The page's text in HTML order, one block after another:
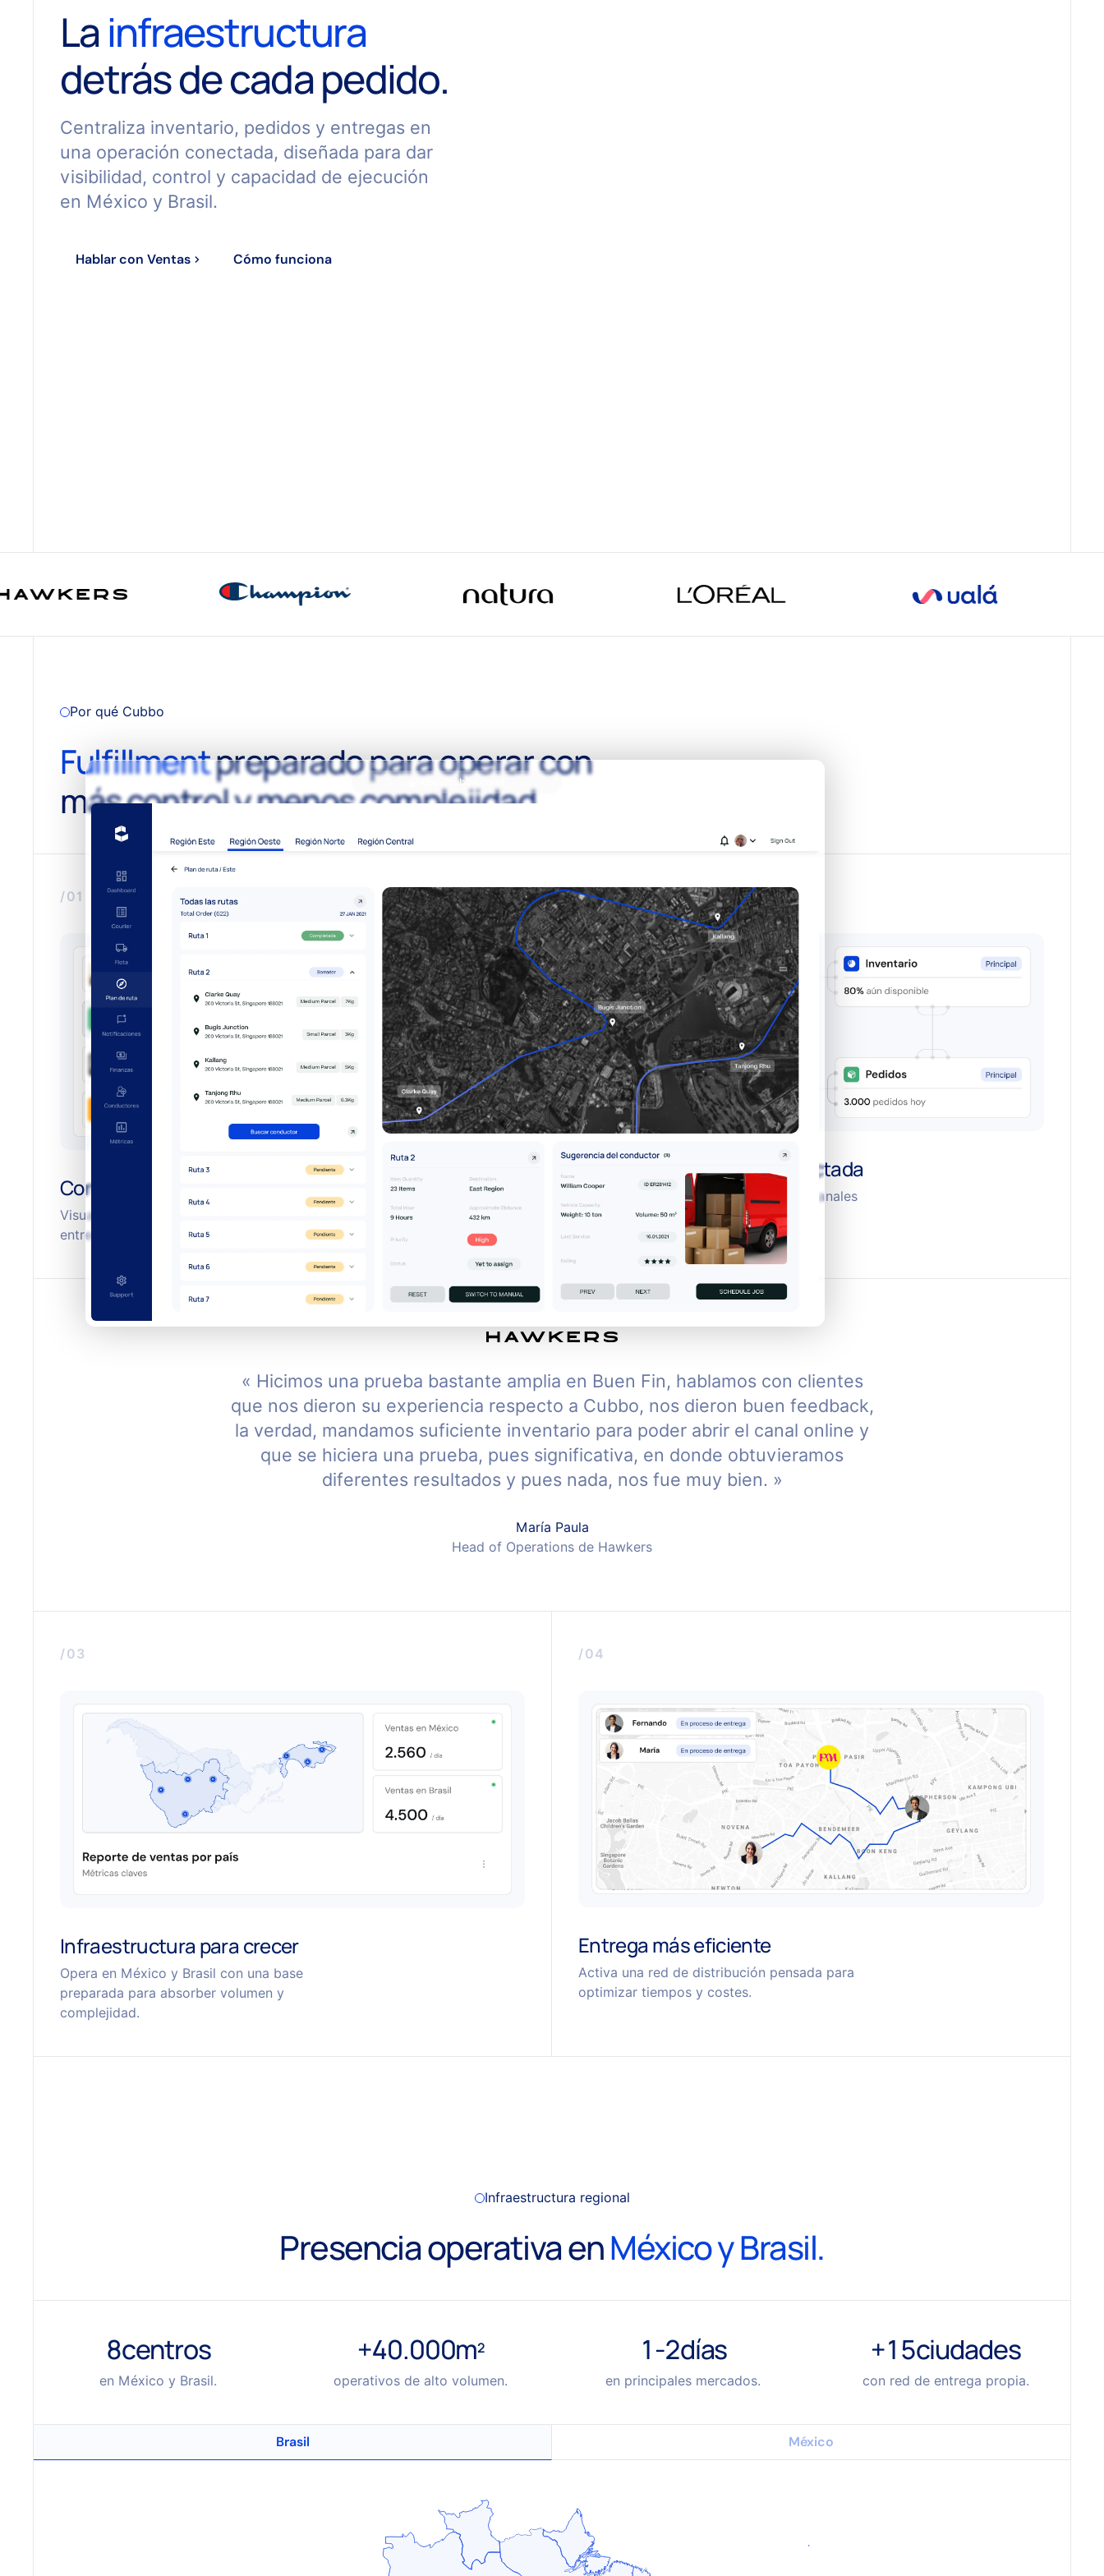
Lainfraestructura
detrás de cada pedido.
Centraliza inventario, pedidos y entregas en
una operación conectada, diseñada para dar
visibilidad, control y capacidad de ejecución
en México y Brasil.
Hablar con Ventas Cómo funciona
https://cubbo.com/
Por qué Cubbo
Fulfillmentpreparado para operar con
más control y menos complejidad.
/01
Control en tiempo real
Visualiza inventario, pedidos y estados de
entrega desde una única plataforma.
/02
Operación omnicanal conectada
Sincroniza stock y pedidos entre tus canales
de venta sin procesos manuales.
« Hicimos una prueba bastante amplia en Buen Fin, hablamos con clientes
que nos dieron su experiencia respecto a Cubbo, nos dieron buen feedback,
la verdad, mandamos suficiente inventario para poder abrir el canal online y
que se hiciera una prueba, pues significativa, en donde obtuvieramos
diferentes resultados y pues nada, nos fue muy bien. »
María Paula
Head of Operations de Hawkers
/03
Infraestructura para crecer
Opera en México y Brasil con una base
preparada para absorber volumen y
complejidad.
/04
Entrega más eficiente
Activa una red de distribución pensada para
optimizar tiempos y costes.
Infraestructura regional
Presencia operativa enMéxico y Brasil.
8centros
en México y Brasil.
+40.000m2
operativos de alto volumen.
1-2días
en principales mercados.
+15ciudades
con red de entrega propia.
Brasil México